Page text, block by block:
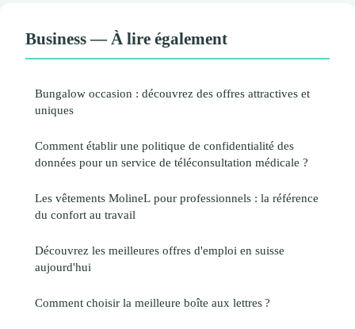
Business — À lire également
Bungalow occasion : découvrez des offres attractives et
uniques
Comment établir une politique de confidentialité des
données pour un service de téléconsultation médicale ?
Les vêtements MolineL pour professionnels : la référence
du confort au travail
Découvrez les meilleures offres d'emploi en suisse
aujourd'hui
Comment choisir la meilleure boîte aux lettres ?